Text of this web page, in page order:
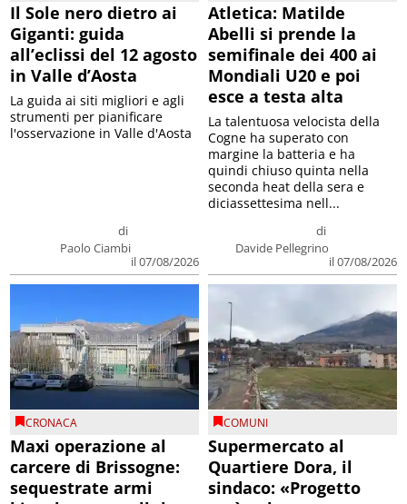
Il Sole nero dietro ai
Giganti: guida
all’eclissi del 12 agosto
in Valle d’Aosta
di
Paolo Ciambi
il 07/08/2026
La guida ai siti migliori e agli
strumenti per pianificare
l'osservazione in Valle d'Aosta
Atletica: Matilde
Abelli si prende la
semifinale dei 400 ai
Mondiali U20 e poi
esce a testa alta
di
Davide Pellegrino
il 07/08/2026
La talentuosa velocista della
Cogne ha superato con
margine la batteria e ha
quindi chiuso quinta nella
seconda heat della sera e
diciassettesima nell...
CRONACA
Maxi operazione al
carcere di Brissogne:
sequestrate armi
COMUNI
Supermercato al
Quartiere Dora, il
sindaco: «Progetto